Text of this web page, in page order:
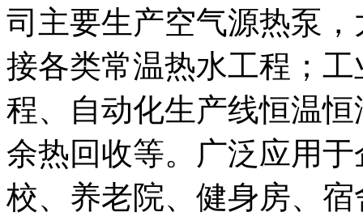
司主要生产空气源热泵
接各类常温热水工程；
程、自动化生产线恒温
余热回收等。广泛应用
校、养老院、健身房、